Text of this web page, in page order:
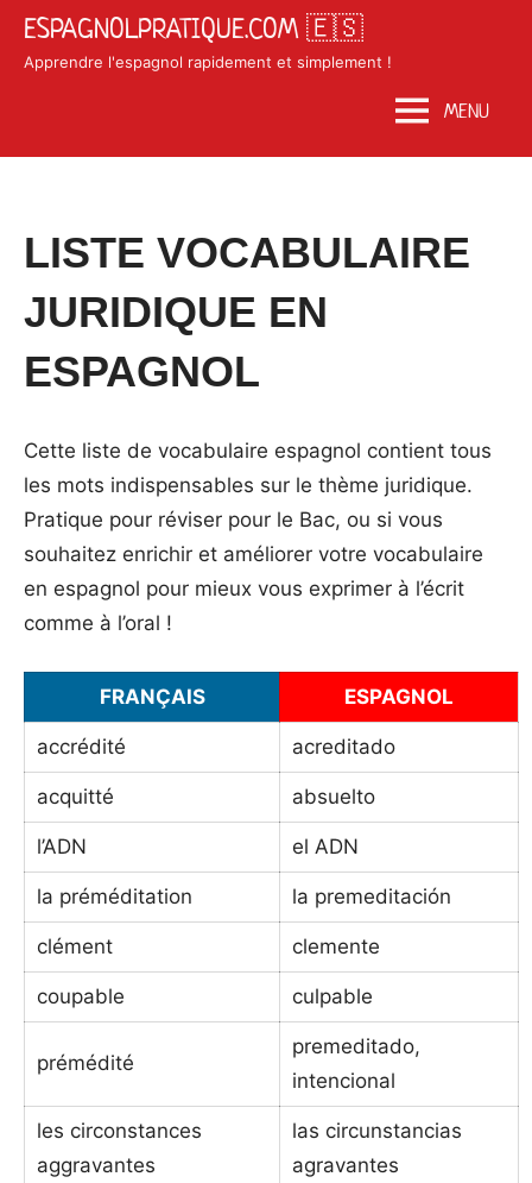
SkipESPAGNOLPRATIQUE.COM 🇪🇸
Apprendre l'espagnol rapidement et simplement !
MENU
Posted
on
juin
10,
by
Matosan3142020
in
Vocabulaire
LISTE VOCABULAIRE
JURIDIQUE EN
ESPAGNOL
Cette liste de vocabulaire espagnol contient tous
les mots indispensables sur le thème juridique.
Pratique pour réviser pour le Bac, ou si vous
souhaitez enrichir et améliorer votre vocabulaire
en espagnol pour mieux vous exprimer à l’écrit
comme à l’oral !
FRANÇAIS ESPAGNOL
accrédité acreditado
acquitté absuelto
l’ADN el ADN
la préméditation la premeditación
clément clemente
coupable culpable
prémédité
premeditado,
intencional
les circonstances
aggravantes
las circunstancias
agravantes